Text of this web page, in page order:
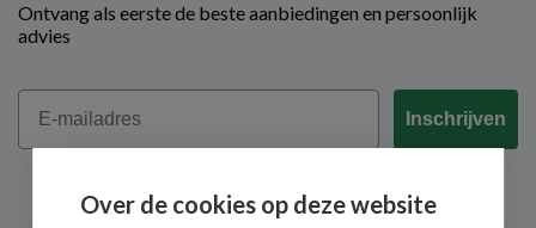
Ontvang als eerste de beste aanbiedingen en persoonlijk
advies
Email
Inschrijven
Over de cookies op deze website